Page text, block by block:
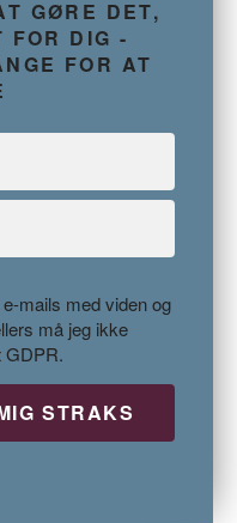
GØRE DET,
FOR DIG -
FOR AT
mails med viden og
må jeg ikke
GDPR.